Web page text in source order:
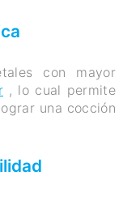
con mayor
, lo cual permite
una cocción